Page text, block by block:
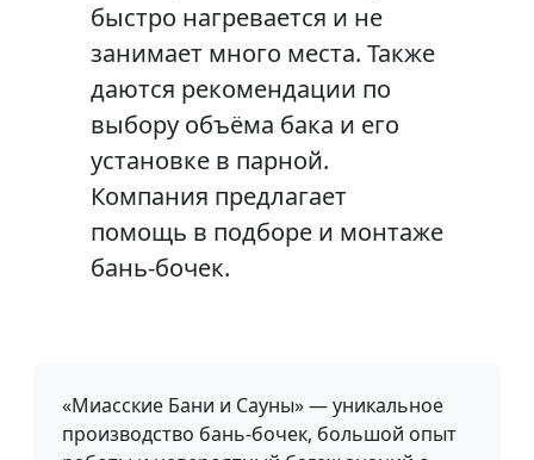
быстро нагревается и не
занимает много места. Также
даются рекомендации по
выбору объёма бака и его
установке в парной.
Компания предлагает
помощь в подборе и монтаже
бань-бочек.
«Миасские Бани и Сауны» — уникальное
производство бань-бочек, большой опыт